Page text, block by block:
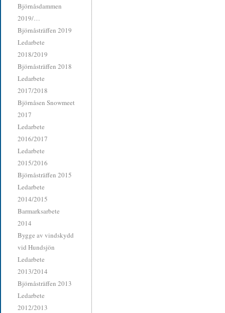
Björnåsdammen
2019/…
Björnåsträffen 2019
Ledarbete
2018/2019
Björnåsträffen 2018
Ledarbete
2017/2018
Björnåsen Snowmeet
2017
Ledarbete
2016/2017
Ledarbete
2015/2016
Björnåsträffen 2015
Ledarbete
2014/2015
Barmarksarbete
2014
Bygge av vindskydd
vid Hundsjön
Ledarbete
2013/2014
Björnåsträffen 2013
Ledarbete
2012/2013